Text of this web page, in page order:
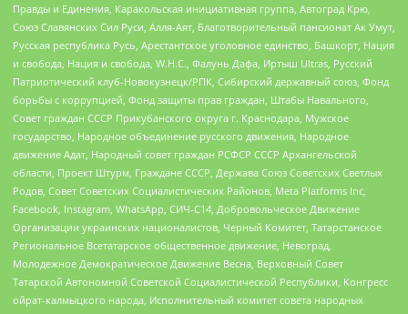
Правды и Единения, Каракольская инициативная группа, Автоград Крю,
Союз Славянских Сил Руси, Алля-Аят, Благотворительный пансионат Ак Умут,
Русская республика Русь, Арестантское уголовное единство, Башкорт, Нация
и свобода, Нация и свобода, W.H.С., Фалунь Дафа, Иртыш Ultras, Русский
Патриотический клуб-Новокузнецк/РПК, Сибирский державный союз, Фонд
борьбы с коррупцией, Фонд защиты прав граждан, Штабы Навального,
Совет граждан СССР Прикубанского округа г. Краснодара, Мужское
государство, Народное объединение русского движения, Народное
движение Адат, Народный совет граждан РСФСР СССР Архангельской
области, Проект Штурм, Граждане СССР, Держава Союз Советских Светлых
Родов, Совет Советских Социалистических Районов, Meta Platforms Inc,
Facebook, Instagram, WhatsApp, СИЧ-С14, Добровольческое Движение
Организации украинских националистов, Черный Комитет, Татарстанское
Региональное Всетатарское общественное движение, Невоград,
Молодежное Демократическое Движение Весна, Верховный Совет
Татарской Автономной Советской Социалистической Республики, Конгресс
ойрат-калмыцкого народа, Исполнительный комитет совета народных